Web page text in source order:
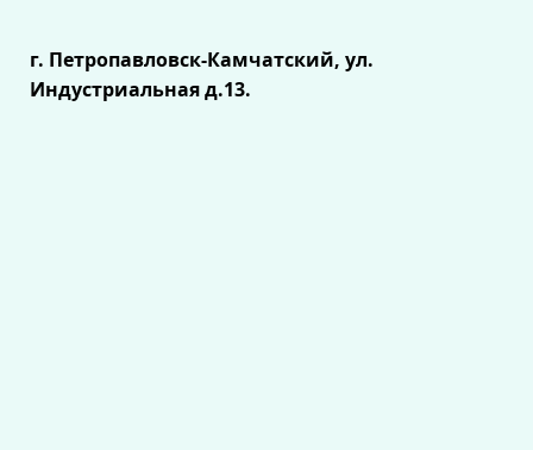
г. Петропавловск-Камчатский, ул.
Индустриальная д.13.